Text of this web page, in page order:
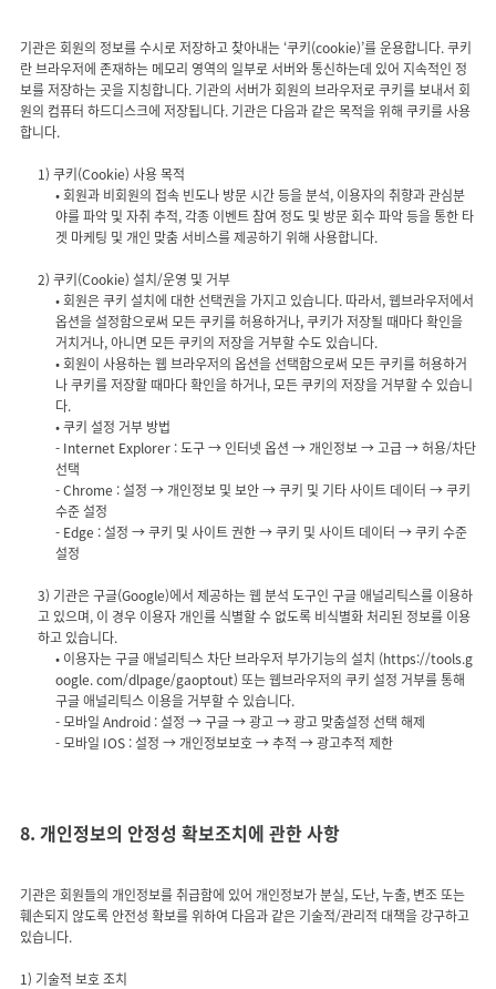
기관은 회원의 정보를 수시로 저장하고 찾아내는 ‘쿠키(cookie)’를 운용합니다. 쿠키
란 브라우저에 존재하는 메모리 영역의 일부로 서버와 통신하는데 있어 지속적인 정
보를 저장하는 곳을 지칭합니다. 기관의 서버가 회원의 브라우저로 쿠키를 보내서 회
원의 컴퓨터 하드디스크에 저장됩니다. 기관은 다음과 같은 목적을 위해 쿠키를 사용
합니다.
• 회원과 비회원의 접속 빈도나 방문 시간 등을 분석, 이용자의 취향과 관심분
야를 파악 및 자취 추적, 각종 이벤트 참여 정도 및 방문 회수 파악 등을 통한 타
겟 마케팅 및 개인 맞춤 서비스를 제공하기 위해 사용합니다.
2) 쿠키(Cookie) 설치/운영 및 거부
• 회원은 쿠키 설치에 대한 선택권을 가지고 있습니다. 따라서, 웹브라우저에서
옵션을 설정함으로써 모든 쿠키를 허용하거나, 쿠키가 저장될 때마다 확인을
거치거나, 아니면 모든 쿠키의 저장을 거부할 수도 있습니다.
• 회원이 사용하는 웹 브라우저의 옵션을 선택함으로써 모든 쿠키를 허용하거
나 쿠키를 저장할 때마다 확인을 하거나, 모든 쿠키의 저장을 거부할 수 있습니
다.
• 쿠키 설정 거부 방법
- Internet Explorer : 도구 → 인터넷 옵션 → 개인정보 → 고급 → 허용/차단
선택
- Chrome : 설정 → 개인정보 및 보안 → 쿠키 및 기타 사이트 데이터 → 쿠키
수준 설정
- Edge : 설정 → 쿠키 및 사이트 권한 → 쿠키 및 사이트 데이터 → 쿠키 수준
3) 기관은 구글(Google)에서 제공하는 웹 분석 도구인 구글 애널리틱스를 이용하
고 있으며, 이 경우 이용자 개인를 식별할 수 없도록 비식별화 처리된 정보를 이용
하고 있습니다.
• 이용자는 구글 애널리틱스 차단 브라우저 부가기능의 설치 (https://tools.g
oogle. com/dlpage/gaoptout) 또는 웹브라우저의 쿠키 설정 거부를 통해
구글 애널리틱스 이용을 거부할 수 있습니다.
- 모바일 Android : 설정 → 구글 → 광고 → 광고 맞춤설정 선택 해제
- 모바일 IOS : 설정 → 개인정보보호 → 추적 → 광고추적 제한
8. 개인정보의 안정성 확보조치에 관한 사항
기관은 회원들의 개인정보를 취급함에 있어 개인정보가 분실, 도난, 누출, 변조 또는
훼손되지 않도록 안전성 확보를 위하여 다음과 같은 기술적/관리적 대책을 강구하고
있습니다.